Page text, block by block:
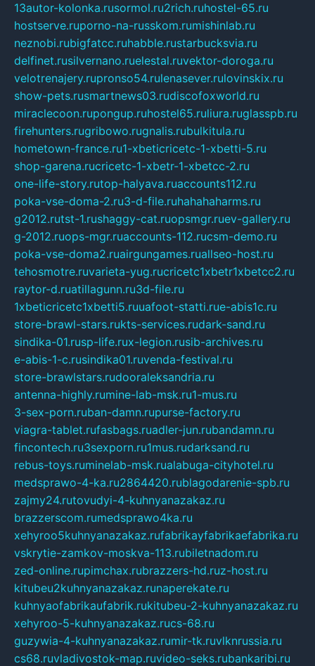
13autor-kolonka.rusormol.ru2rich.ruhostel-65.ru
hostserve.ruporno-na-russkom.rumishinlab.ru
neznobi.rubigfatcc.ruhabble.rustarbucksvia.ru
delfinet.rusilvernano.ruelestal.ruvektor-doroga.ru
velotrenajery.rupronso54.rulenasever.rulovinskix.ru
show-pets.rusmartnews03.rudiscofoxworld.ru
miraclecoon.rupongup.ruhostel65.ruliura.ruglasspb.ru
firehunters.rugribowo.rugnalis.rubulkitula.ru
hometown-france.ru1-xbeticricetc-1-xbetti-5.ru
shop-garena.rucricetc-1-xbetr-1-xbetcc-2.ru
one-life-story.rutop-halyava.ruaccounts112.ru
poka-vse-doma-2.ru3-d-file.ruhahahaharms.ru
g2012.rutst-1.rushaggy-cat.ruopsmgr.ruev-gallery.ru
g-2012.ruops-mgr.ruaccounts-112.rucsm-demo.ru
poka-vse-doma2.ruairgungames.ruallseo-host.ru
tehosmotre.ruvarieta-yug.rucricetc1xbetr1xbetcc2.ru
raytor-d.ruatillagunn.ru3d-file.ru
1xbeticricetc1xbetti5.ruuafoot-statti.rue-abis1c.ru
store-brawl-stars.rukts-services.rudark-sand.ru
sindika-01.rusp-life.rux-legion.rusib-archives.ru
e-abis-1-c.rusindika01.ruvenda-festival.ru
store-brawlstars.rudooraleksandria.ru
antenna-highly.rumine-lab-msk.ru1-mus.ru
3-sex-porn.ruban-damn.rupurse-factory.ru
viagra-tablet.rufasbags.ruadler-jun.rubandamn.ru
fincontech.ru3sexporn.ru1mus.rudarksand.ru
rebus-toys.ruminelab-msk.rualabuga-cityhotel.ru
medsprawo-4-ka.ru2864420.rublagodarenie-spb.ru
zajmy24.rutovudyi-4-kuhnyanazakaz.ru
brazzerscom.rumedsprawo4ka.ru
xehyroo5kuhnyanazakaz.rufabrikayfabrikaefabrika.ru
vskrytie-zamkov-moskva-113.rubiletnadom.ru
zed-online.rupimchax.rubrazzers-hd.ruz-host.ru
kitubeu2kuhnyanazakaz.runaperekate.ru
kuhnyaofabrikaufabrik.rukitubeu-2-kuhnyanazakaz.ru
xehyroo-5-kuhnyanazakaz.rucs-68.ru
guzywia-4-kuhnyanazakaz.rumir-tk.ruvlknrussia.ru
cs68.ruvladivostok-map.ruvideo-seks.rubankaribi.ru